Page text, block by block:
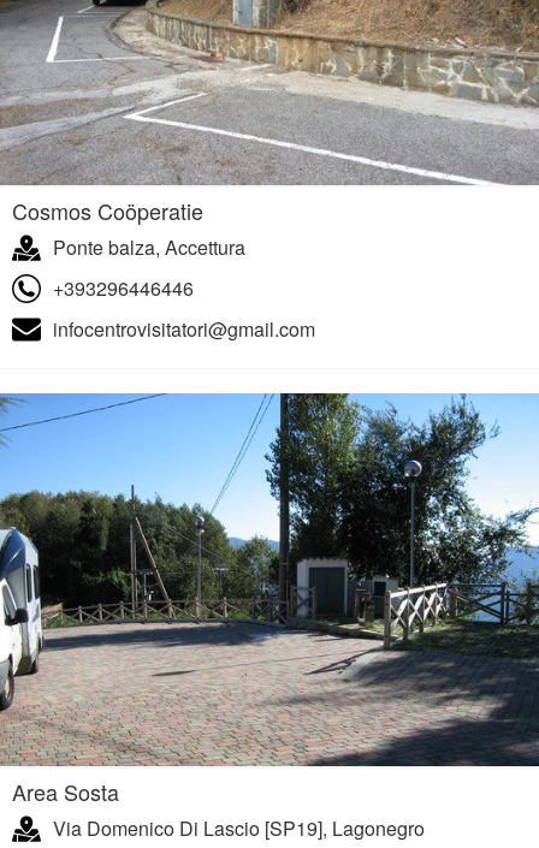
Cosmos Coöperatie
Ponte balza, Accettura
+393296446446
infocentrovisitatori@gmail.com
Area Sosta
Via Domenico Di Lascio [SP19], Lagonegro